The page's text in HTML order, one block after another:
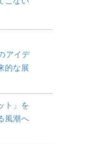
アイデ
的な展
ト」を
風潮へ